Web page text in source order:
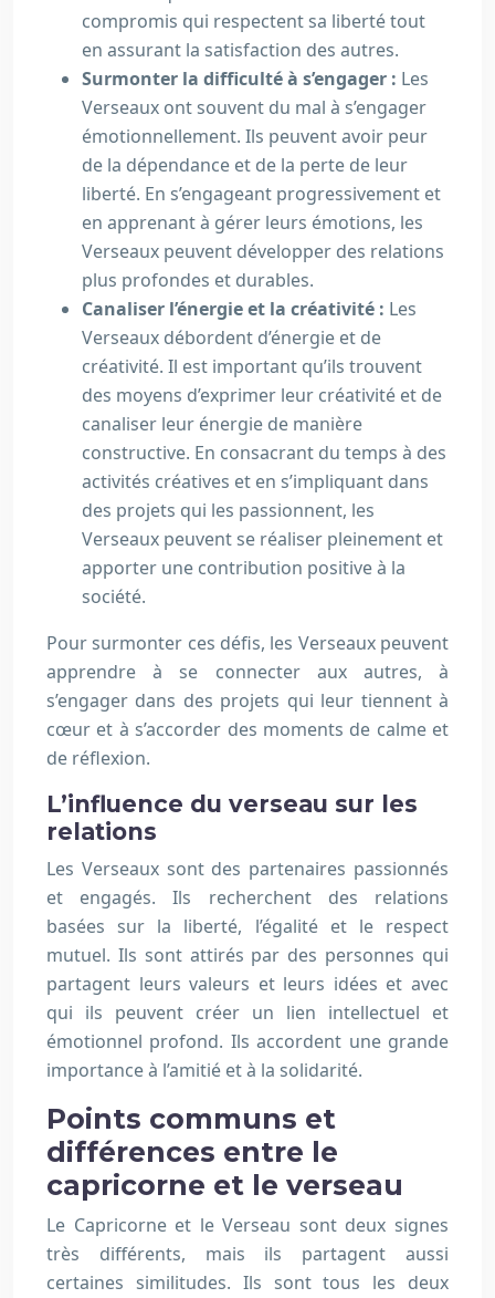
compromis qui respectent sa liberté tout
en assurant la satisfaction des autres.
Surmonter la difficulté à s’engager : Les
Verseaux ont souvent du mal à s’engager
émotionnellement. Ils peuvent avoir peur
de la dépendance et de la perte de leur
liberté. En s’engageant progressivement et
en apprenant à gérer leurs émotions, les
Verseaux peuvent développer des relations
plus profondes et durables.
Canaliser l’énergie et la créativité : Les
Verseaux débordent d’énergie et de
créativité. Il est important qu’ils trouvent
des moyens d’exprimer leur créativité et de
canaliser leur énergie de manière
constructive. En consacrant du temps à des
activités créatives et en s’impliquant dans
des projets qui les passionnent, les
Verseaux peuvent se réaliser pleinement et
apporter une contribution positive à la
société.
Pour surmonter ces défis, les Verseaux peuvent
apprendre à se connecter aux autres, à
s’engager dans des projets qui leur tiennent à
cœur et à s’accorder des moments de calme et
de réflexion.
L’influence du verseau sur les
relations
Les Verseaux sont des partenaires passionnés
et engagés. Ils recherchent des relations
basées sur la liberté, l’égalité et le respect
mutuel. Ils sont attirés par des personnes qui
partagent leurs valeurs et leurs idées et avec
qui ils peuvent créer un lien intellectuel et
émotionnel profond. Ils accordent une grande
importance à l’amitié et à la solidarité.
Points communs et
différences entre le
capricorne et le verseau
Le Capricorne et le Verseau sont deux signes
très différents, mais ils partagent aussi
certaines similitudes. Ils sont tous les deux